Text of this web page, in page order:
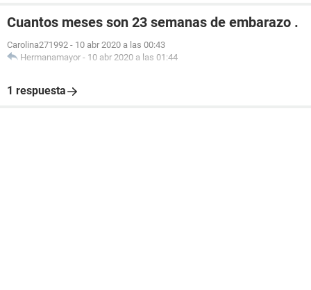
Cuantos meses son 23 semanas de embarazo .
Carolina271992 - 10 abr 2020 a las 00:43
Hermanamayor - 10 abr 2020 a las 01:44
1 respuesta